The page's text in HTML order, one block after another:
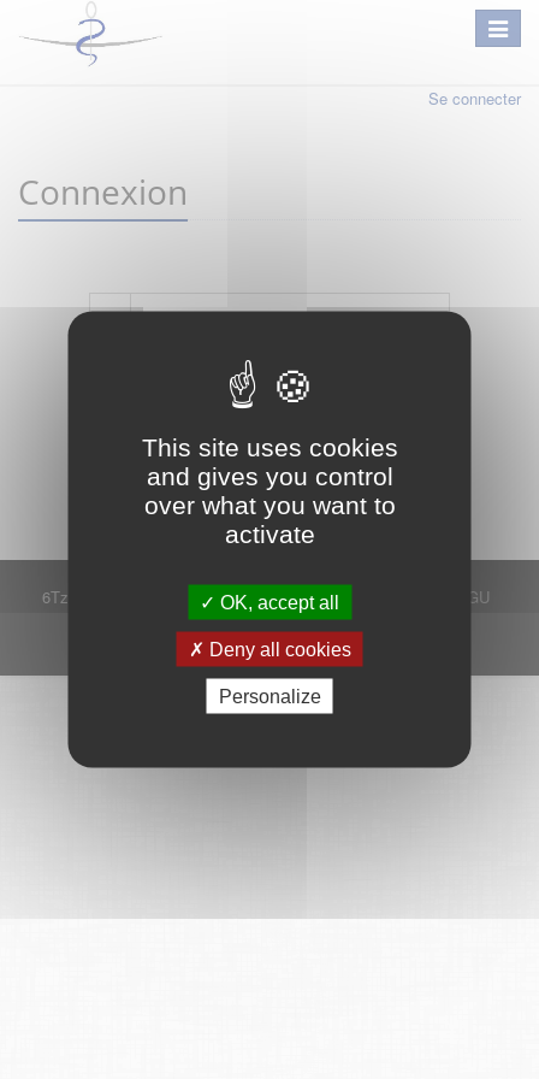
This site uses cookies
and gives you control
over what you want to
activate
OK, accept all
Deny all cookies
Personalize
Se connecter
Connexion
Mot de passe oublié ? Je crée mon compte
Connexion
6Tzen ©2015 - Tous droits réservés Mentions légales
CGU
Plan du site
FAQ
Contact
Ce service est proposé par6Tzen